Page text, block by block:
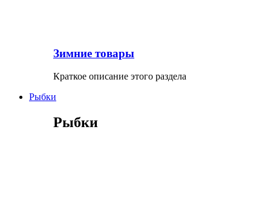
Зимние товары
Краткое описание этого раздела
Рыбки
Рыбки